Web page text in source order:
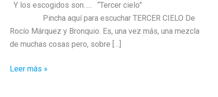
Y los escogidos son….. “Tercer cielo”
Pincha aquí para escuchar TERCER CIELO De
Rocío Márquez y Bronquio. Es, una vez más, una mezcla
de muchas cosas pero, sobre […]
Los
Leer más »